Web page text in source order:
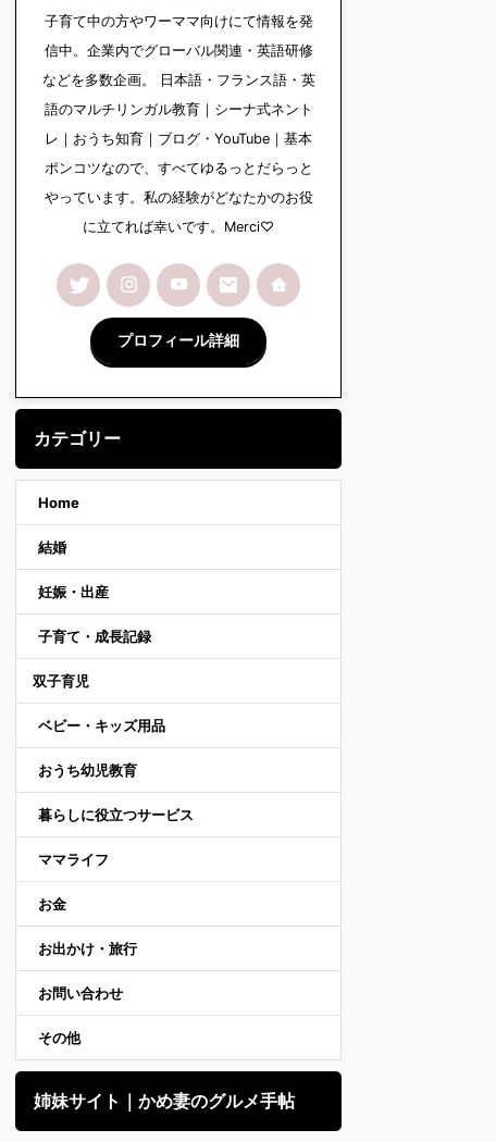
子育て中の方やワーママ向けにて情報を発
信中。企業内でグローバル関連・英語研修
などを多数企画。 日本語・フランス語・英
語のマルチリンガル教育｜シーナ式ネント
レ｜おうち知育｜ブログ・YouTube｜基本
ポンコツなので、すべてゆるっとだらっと
やっています。私の経験がどなたかのお役
に立てれば幸いです。Merci♡
プロフィール詳細
カテゴリー
Home
結婚
妊娠・出産
子育て・成長記録
双子育児
ベビー・キッズ用品
おうち幼児教育
暮らしに役立つサービス
ママライフ
お金
お出かけ・旅行
お問い合わせ
その他
姉妹サイト｜かめ妻のグルメ手帖